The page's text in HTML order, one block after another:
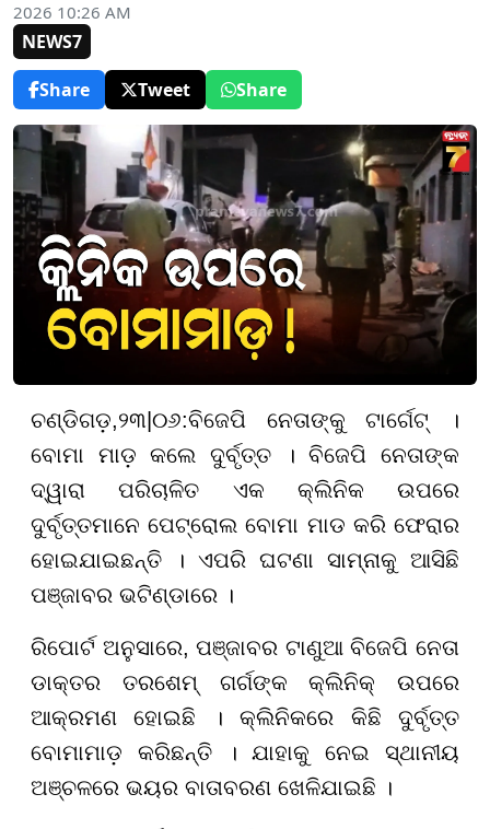
2026 10:26 AM
NEWS7
Share
Tweet Share
ଚଣ୍ଡିଗଡ଼,୨୩ ୦୬:ବିଜେପି ନେତାଙ୍କୁ ଟାର୍ଗେଟ୍ ।
ବୋମା ମାଡ଼ କଲେ ଦୁର୍ବୃତ୍ତ । ବିଜେପି ନେତାଙ୍କ
ଦ୍ୱାରା ପରିଚାଳିତ ଏକ କ୍ଲିନିକ ଉପରେ
ଦୁର୍ବୃତ୍ତମାନେ ପେଟ୍ରୋଲ ବୋମା ମାଡ କରି ଫେରାର
ହୋଇଯାଇଛନ୍ତି । ଏପରି ଘଟଣା ସାମ୍ନାକୁ ଆସିଛି
ପଞ୍ଜାବର ଭଟିଣ୍ଡାରେ ।
ରିପୋର୍ଟ ଅନୁସାରେ, ପଞ୍ଜାବର ଟାଣୁଆ ବିଜେପି ନେତା
ଡାକ୍ତର ତରଶେମ୍ ଗର୍ଗଙ୍କ କ୍ଲିନିକ୍ ଉପରେ
ଆକ୍ରମଣ ହୋଇଛି । କ୍ଲିନିକରେ କିଛି ଦୁର୍ବୃତ୍ତ
ବୋମାମାଡ଼ କରିଛନ୍ତି । ଯାହାକୁ ନେଇ ସ୍ଥାନୀୟ
ଅଞ୍ଚଳରେ ଭୟର ବାତାବରଣ ଖେଳିଯାଇଛି ।